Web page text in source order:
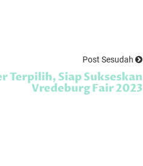
Post Sesudah
Terpilih, Siap Sukseskan
Vredeburg Fair 2023